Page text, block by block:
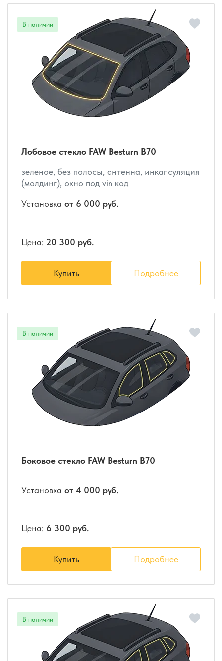
Лобовое стекло FAW Besturn B70
зеленое, без полосы, антенна, инкапсуляция
(молдинг), окно под vin код
Установка от 6 000 руб.
Цена: 20 300 руб.
Купить Подробнее
Боковое стекло FAW Besturn B70
Установка от 4 000 руб.
Цена: 6 300 руб.
Купить Подробнее